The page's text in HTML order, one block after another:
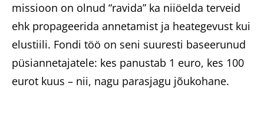
missioon on olnud “ravida” ka niiöelda terveid
ehk propageerida annetamist ja heategevust kui
elustiili. Fondi töö on seni suuresti baseerunud
püsiannetajatele: kes panustab 1 euro, kes 100
eurot kuus – nii, nagu parasjagu jõukohane.